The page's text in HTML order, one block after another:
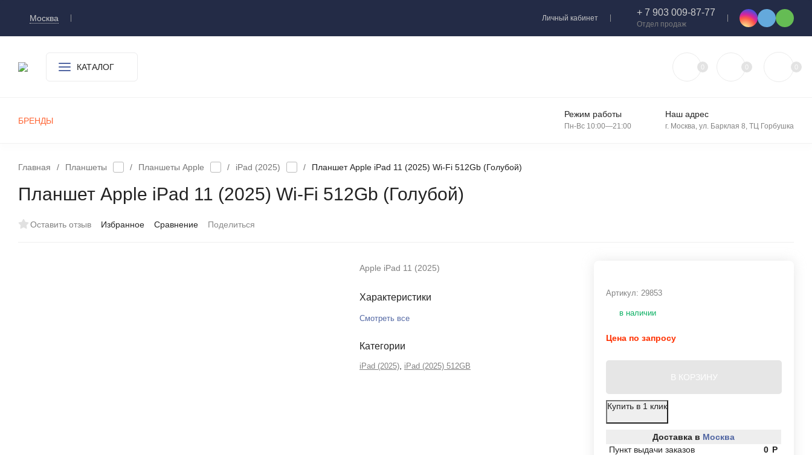
Москва Личный кабинет
+ 7 903 009-87-77
Отдел продаж
КАТАЛОГ 0 0 0
БРЕНДЫ
Режим работы
Пн-Вс 10:00—21:00
Наш адрес
г. Москва, ул. Барклая 8, ТЦ Горбушка
Главная / Планшеты / Планшеты Apple / iPad (2025) / Планшет Apple iPad 11 (2025) Wi-Fi 512Gb (Голубой)
Планшет Apple iPad 11 (2025) Wi-Fi 512Gb (Голубой)
Оставить отзыв Избранное Сравнение Поделиться
Apple iPad 11 (2025)
Характеристики
Смотреть все
Категории
iPad (2025), iPad (2025) 512GB
Артикул:29853
в наличии
Цена по запросу
В КОРЗИНУ
Купить в 1 клик
Доставка в Москва
Пункт выдачи заказов
0 Р